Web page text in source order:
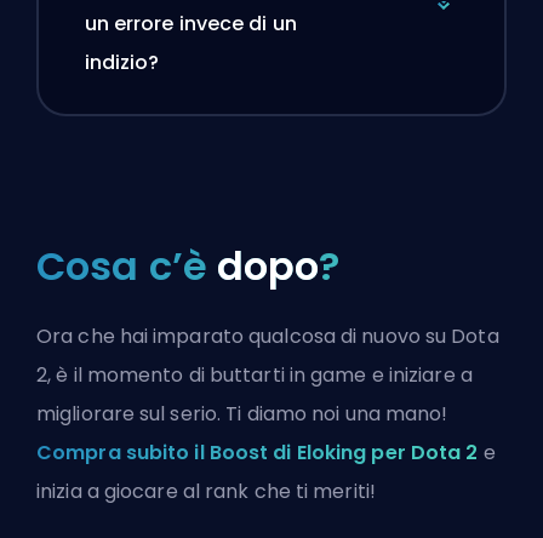
un errore invece di un
indizio?
Cosa c’è dopo?
Ora che hai imparato qualcosa di nuovo su Dota
2, è il momento di buttarti in game e iniziare a
migliorare sul serio. Ti diamo noi una mano!
Compra subito il Boost di Eloking per Dota 2 e
inizia a giocare al rank che ti meriti!